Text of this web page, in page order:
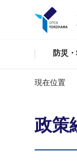
防災
現在位置
政策